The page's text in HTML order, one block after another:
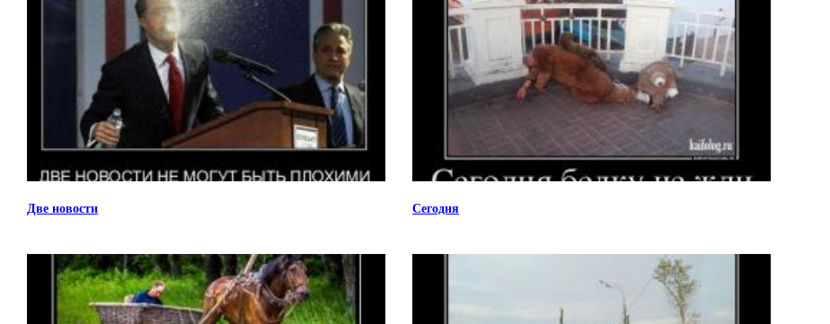
Две новости Сегодня